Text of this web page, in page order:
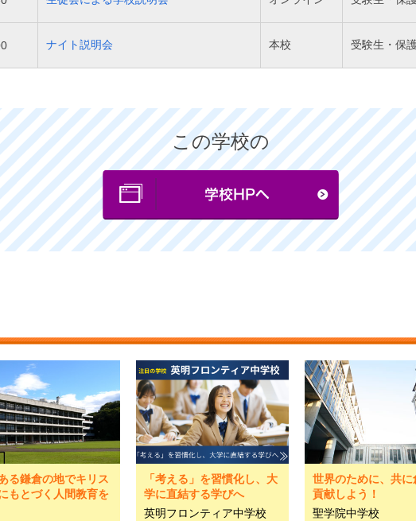
ナイト説明会 本校 受験生・保
この学校の
る鎌倉の地でキリス
もとづく人間教育を
「考える」を習慣化し、大
学に直結する学びへ
英明フロンティア中学校
世界のために、共に
貢献しよう！
聖学院中学校